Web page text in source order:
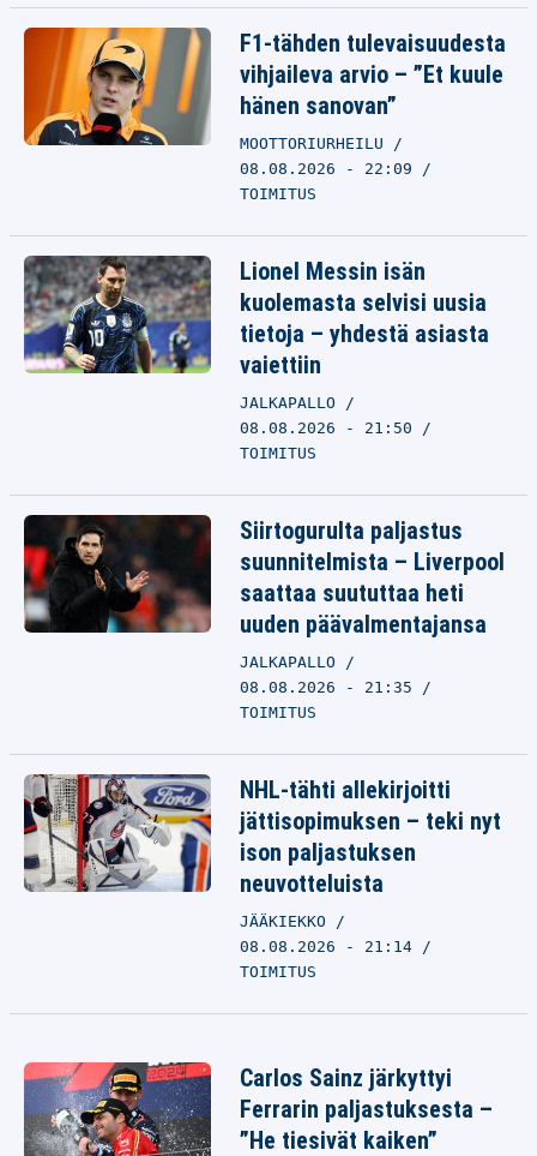
F1-tähden tulevaisuudesta
vihjaileva arvio – ”Et kuule
hänen sanovan”
MOOTTORIURHEILU
08.08.2026 - 22:09
TOIMITUS
Lionel Messin isän
kuolemasta selvisi uusia
tietoja – yhdestä asiasta
vaiettiin
JALKAPALLO
08.08.2026 - 21:50
TOIMITUS
Siirtogurulta paljastus
suunnitelmista – Liverpool
saattaa suututtaa heti
uuden päävalmentajansa
JALKAPALLO
08.08.2026 - 21:35
TOIMITUS
NHL-tähti allekirjoitti
jättisopimuksen – teki nyt
ison paljastuksen
neuvotteluista
JÄÄKIEKKO
08.08.2026 - 21:14
TOIMITUS
Carlos Sainz järkyttyi
Ferrarin paljastuksesta –
”He tiesivät kaiken”